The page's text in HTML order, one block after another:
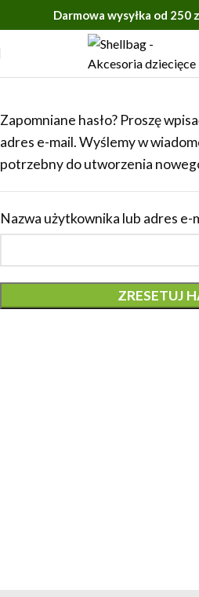
Darmowa wysyłka od 250
Zapomniane hasło? Proszę
adres e-mail. Wyślemy w
potrzebny do utworzenia
Nazwa użytkownika lub adres e-
ZRESETUJ